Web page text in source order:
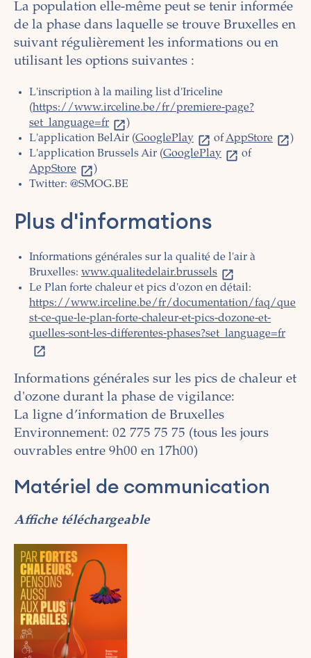
La population elle-même peut se tenir informée
de la phase dans laquelle se trouve Bruxelles en
suivant régulièrement les informations ou en
utilisant les options suivantes :
L'inscription à la mailing list d'Iriceline
(https://www.irceline.be/fr/premiere-page?
set_language=fr
)
L'application BelAir (GooglePlay ofAppStore
)
L'application Brussels Air (GooglePlay
of
AppStore
)
Twitter: @SMOG.BE
Plus d'informations
Informations générales sur la qualité de l'air à
Bruxelles: www.qualitedelair.brussels
Le Plan forte chaleur et pics d'ozon en détail:
https://www.irceline.be/fr/documentation/faq/que
st-ce-que-le-plan-forte-chaleur-et-pics-dozone-et-
quelles-sont-les-differentes-phases?set_language=fr
Informations générales sur les pics de chaleur et
d'ozone durant la phase de vigilance:
La ligne d’information de Bruxelles
Environnement: 02 775 75 75 (tous les jours
ouvrables entre 9h00 en 17h00)
Matériel de communication
Affiche téléchargeable